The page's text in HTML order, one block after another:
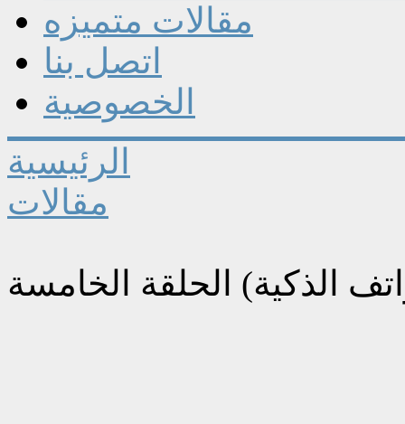
مقالات متميزه
اتصل بنا
الخصوصية
الرئيسية
مقالات
الذكية) الحلقة الخامسة